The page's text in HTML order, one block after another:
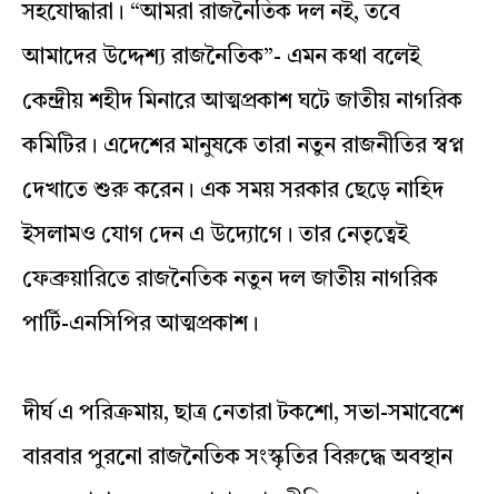
সহযোদ্ধারা। “আমরা রাজনৈতিক দল নই, তবে
আমাদের উদ্দেশ্য রাজনৈতিক”- এমন কথা বলেই
কেন্দ্রীয় শহীদ মিনারে আত্মপ্রকাশ ঘটে জাতীয় নাগরিক
কমিটির। এদেশের মানুষকে তারা নতুন রাজনীতির স্বপ্ন
দেখাতে শুরু করেন। এক সময় সরকার ছেড়ে নাহিদ
ইসলামও যোগ দেন এ উদ্যোগে। তার নেতৃত্বেই
ফেব্রুয়ারিতে রাজনৈতিক নতুন দল জাতীয় নাগরিক
পার্টি-এনসিপির আত্মপ্রকাশ।
দীর্ঘ এ পরিক্রমায়, ছাত্র নেতারা টকশো, সভা-সমাবেশে
বারবার পুরনো রাজনৈতিক সংস্কৃতির বিরুদ্ধে অবস্থান